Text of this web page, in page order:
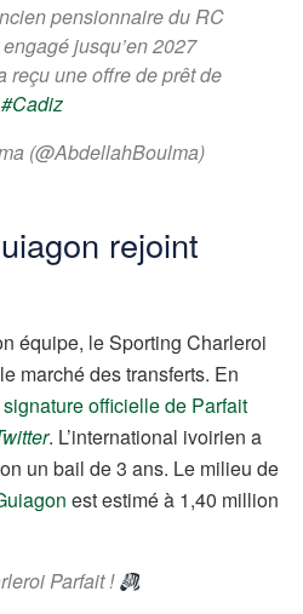
pensionnaire du RC
jusqu’en 2027
reçu une offre de prêt de
#Cadiz
(@AbdellahBoulma)
rejoint
équipe, le Sporting Charleroi
marché des transferts. En
officielle de Parfait
. L’international ivoirien a
un bail de 3 ans. Le milieu de
est estimé à 1,40 million
Parfait !